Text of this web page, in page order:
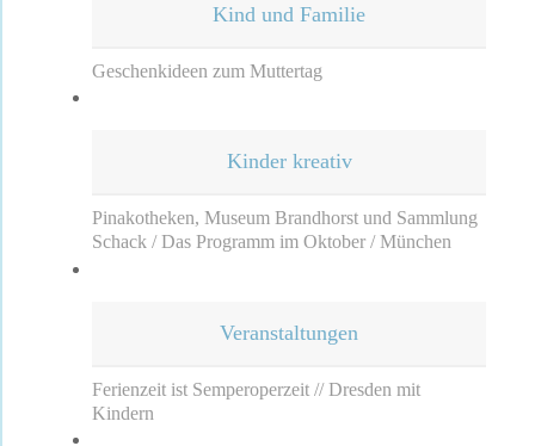
Kind und Familie
Geschenkideen zum Muttertag
Kinder kreativ
Pinakotheken, Museum Brandhorst und Sammlung
Schack / Das Programm im Oktober / München
Veranstaltungen
Ferienzeit ist Semperoperzeit // Dresden mit
Kindern